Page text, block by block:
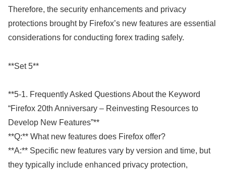
Therefore, the security enhancements and privacy
protections brought by Firefox’s new features are essential
considerations for conducting forex trading safely.
**Set 5**
**5-1. Frequently Asked Questions About the Keyword
“Firefox 20th Anniversary – Reinvesting Resources to
Develop New Features”**
**Q:** What new features does Firefox offer?
**A:** Specific new features vary by version and time, but
they typically include enhanced privacy protection,